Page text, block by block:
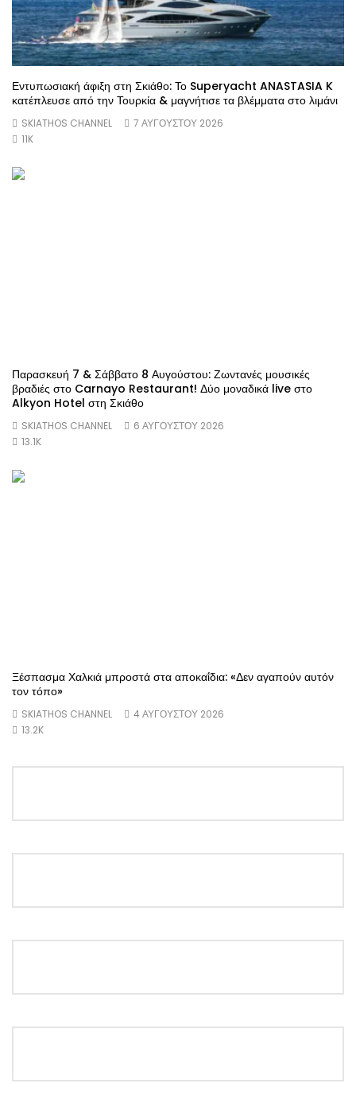
Εντυπωσιακή άφιξη στη Σκιάθο: Το Superyacht ANASTASIA K
κατέπλευσε από την Τουρκία & μαγνήτισε τα βλέμματα στο λιμάνι
SKIATHOS CHANNEL
7 ΑΥΓΟΎΣΤΟΥ 2026
11K
Παρασκευή 7 & Σάββατο 8 Αυγούστου: Ζωντανές μουσικές
βραδιές στο Carnayo Restaurant! Δύο μοναδικά live στο
Alkyon Hotel στη Σκιάθο
SKIATHOS CHANNEL
6 ΑΥΓΟΎΣΤΟΥ 2026
13.1K
Ξέσπασμα Χαλκιά μπροστά στα αποκαΐδια: «Δεν αγαπούν αυτόν
τον τόπο»
SKIATHOS CHANNEL
4 ΑΥΓΟΎΣΤΟΥ 2026
13.2K